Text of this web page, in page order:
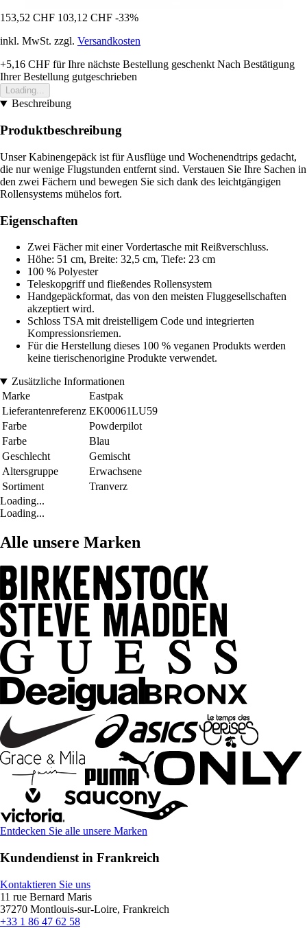
153,52 CHF 103,12 CHF -33%
inkl. MwSt. zzgl. Versandkosten
+5,16 CHF für Ihre nächste Bestellung geschenkt Nach Bestätigung
Ihrer Bestellung gutgeschrieben
Loading...
Beschreibung
Produktbeschreibung
Unser Kabinengepäck ist für Ausflüge und Wochenendtrips gedacht,
die nur wenige Flugstunden entfernt sind. Verstauen Sie Ihre Sachen in
den zwei Fächern und bewegen Sie sich dank des leichtgängigen
Rollensystems mühelos fort.
Eigenschaften
Zwei Fächer mit einer Vordertasche mit Reißverschluss.
Höhe: 51 cm, Breite: 32,5 cm, Tiefe: 23 cm
100 % Polyester
Teleskopgriff und fließendes Rollensystem
Handgepäckformat, das von den meisten Fluggesellschaften
akzeptiert wird.
Schloss TSA mit dreistelligem Code und integrierten
Kompressionsriemen.
Für die Herstellung dieses 100 % veganen Produkts werden
keine tierischenorigine Produkte verwendet.
Zusätzliche Informationen
Marke
Eastpak
Lieferantenreferenz EK00061LU59
Farbe
Powderpilot
Farbe
Blau
Geschlecht
Gemischt
Altersgruppe
Erwachsene
Sortiment
Tranverz
Loading...
Loading...
Alle unsere Marken
Entdecken Sie alle unsere Marken
Kundendienst in Frankreich
Kontaktieren Sie uns
11 rue Bernard Maris
37270 Montlouis-sur-Loire, Frankreich
+33 1 86 47 62 58